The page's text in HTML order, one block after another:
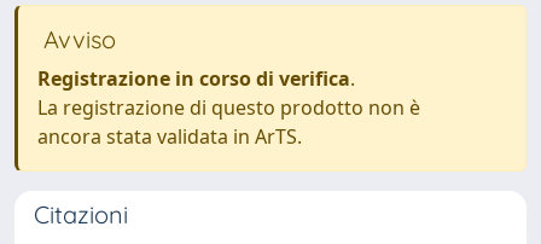
Avviso
Registrazione in corso di verifica.
La registrazione di questo prodotto non è
ancora stata validata in ArTS.
Citazioni